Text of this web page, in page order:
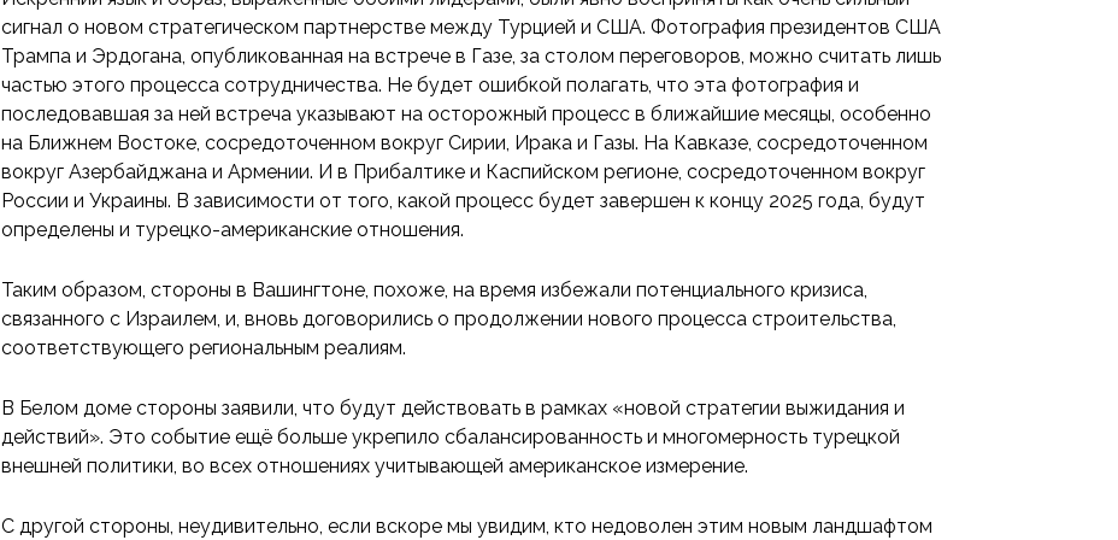
сигнал о новом стратегическом партнерстве между Турцией и США. Фотография президентов США
Трампа и Эрдогана, опубликованная на встрече в Газе, за столом переговоров, можно считать лишь
частью этого процесса сотрудничества. Не будет ошибкой полагать, что эта фотография и
последовавшая за ней встреча указывают на осторожный процесс в ближайшие месяцы, особенно
на Ближнем Востоке, сосредоточенном вокруг Сирии, Ирака и Газы. На Кавказе, сосредоточенном
вокруг Азербайджана и Армении. И в Прибалтике и Каспийском регионе, сосредоточенном вокруг
России и Украины. В зависимости от того, какой процесс будет завершен к концу 2025 года, будут
определены и турецко-американские отношения.
Таким образом, стороны в Вашингтоне, похоже, на время избежали потенциального кризиса,
связанного с Израилем, и, вновь договорились о продолжении нового процесса строительства,
соответствующего региональным реалиям.
В Белом доме стороны заявили, что будут действовать в рамках «новой стратегии выжидания и
действий». Это событие ещё больше укрепило сбалансированность и многомерность турецкой
внешней политики, во всех отношениях учитывающей американское измерение.
С другой стороны, неудивительно, если вскоре мы увидим, кто недоволен этим новым ландшафтом